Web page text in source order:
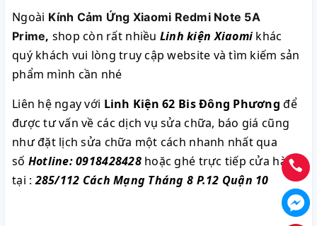
Ngoài Kính Cảm Ứng Xiaomi Redmi Note 5A
Prime, shop còn rất nhiều Linh kiện Xiaomi khác
quý khách vui lòng truy cập website và tìm kiếm sản
phẩm mình cần nhé
Liên hệ ngay với Linh Kiện 62 Bis Đông Phương để
được tư vấn về các dịch vụ sửa chữa, báo giá cũng
như đặt lịch sửa chữa một cách nhanh nhất qua
số Hotline: 0918428428hoặc ghé trực tiếp cửa hàng
tại :285/112 Cách Mạng Tháng 8 P.12 Quận 10